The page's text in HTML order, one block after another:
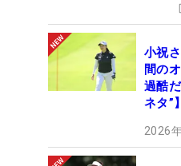
小祝
間の
過酷
ネタ”】
2026